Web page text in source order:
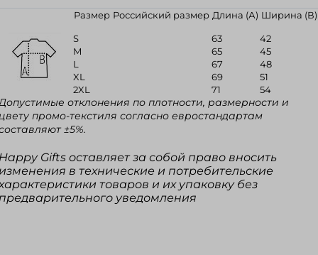
Размер Российский размер Длина (А) Ширина (В)
S 63
42
M
65
45
L
67
48
XL
69
51
2XL
71 54
отклонения по плотности, размерности и
промо-текстиля согласно евростандартам
±5%.
Gifts оставляет за собой право вносить
в технические и потребительские
товаров и их упаковку без
уведомления